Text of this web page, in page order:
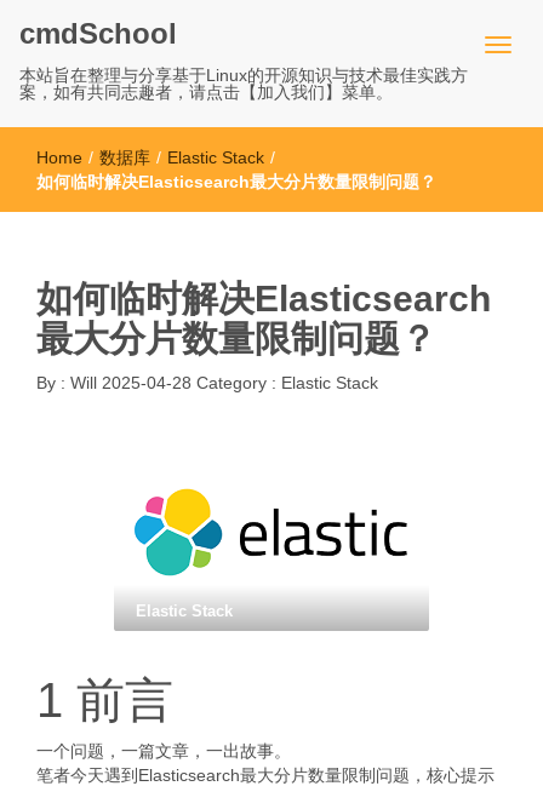
cmdSchool
本站旨在整理与分享基于Linux的开源知识与技术最佳实践方
案，如有共同志趣者，请点击【加入我们】菜单。
Home / 数据库 / Elastic Stack /
如何临时解决Elasticsearch最大分片数量限制问题？
如何临时解决Elasticsearch
最大分片数量限制问题？
By : Will 2025-04-28 Category : Elastic Stack
Elastic Stack
1 前言
一个问题，一篇文章，一出故事。
笔者今天遇到Elasticsearch最大分片数量限制问题，核心提示